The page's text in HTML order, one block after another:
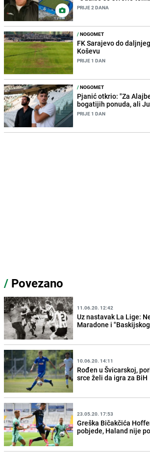
PRIJE 2 DANA
/NOGOMET
FK Sarajevo do
Koševu
PRIJE 1 DAN
/NOGOMET
Pjanić otkrio: "Za
bogatijih ponuda, ali
PRIJE 1 DAN
/ Povezano
11.06.20. 12:42
Uz nastavak La Lige:
Maradone i
10.06.20. 14:11
Rođen u Švicarskoj,
srce želi da igra za BiH
23.05.20. 17:53
Greška Bičakčića
pobjede, Haland nije